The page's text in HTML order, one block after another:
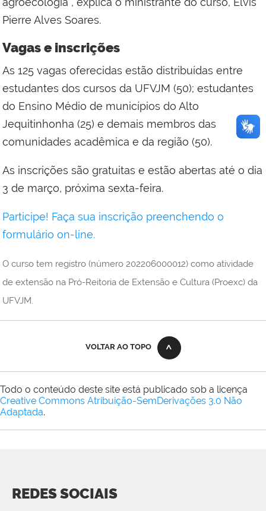
Pierre Alves Soares.
Vagas e inscrições
As 125 vagas oferecidas estão distribuídas entre
estudantes dos cursos da UFVJM (50); estudantes
do Ensino Médio de municípios do Alto
Jequitinhonha (25) e demais membros das
comunidades acadêmica e da região (50).
As inscrições são gratuitas e estão abertas até o dia
3 de março, próxima sexta-feira.
Participe! Faça sua inscrição preenchendo o
formulário on-line.
O curso tem registro (número 202206000012) como atividade
de extensão na Pró-Reitoria de Extensão e Cultura (Proexc) da
UFVJM.
VOLTAR AO TOPO
Todo o conteúdo deste site está publicado sob a licença
Creative Commons Atribuição-SemDerivações 3.0 Não
Adaptada.
REDES SOCIAIS